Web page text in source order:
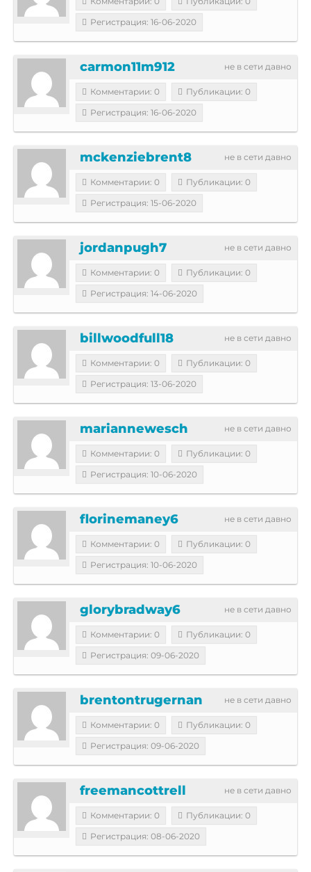
Регистрация: 16-06-2020
не в сети давно
carmon11m912
Комментарии: 0
Публикации: 0
Регистрация: 16-06-2020
не в сети давно
mckenziebrent8
Комментарии: 0
Публикации: 0
Регистрация: 15-06-2020
не в сети давно
jordanpugh7
Комментарии: 0
Публикации: 0
Регистрация: 14-06-2020
не в сети давно
billwoodfull18
Комментарии: 0
Публикации: 0
Регистрация: 13-06-2020
не в сети давно
mariannewesch
Комментарии: 0
Публикации: 0
Регистрация: 10-06-2020
не в сети давно
florinemaney6
Комментарии: 0
Публикации: 0
Регистрация: 10-06-2020
не в сети давно
glorybradway6
Комментарии: 0
Публикации: 0
Регистрация: 09-06-2020
не в сети давно
brentontrugernan
Комментарии: 0
Публикации: 0
Регистрация: 09-06-2020
не в сети давно
freemancottrell
Комментарии: 0
Публикации: 0
Регистрация: 08-06-2020